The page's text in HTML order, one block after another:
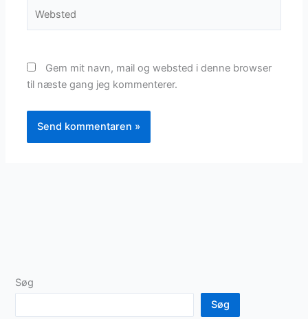
Gem mit navn, mail og websted i denne browser
til næste gang jeg kommenterer.
Søg
Søg